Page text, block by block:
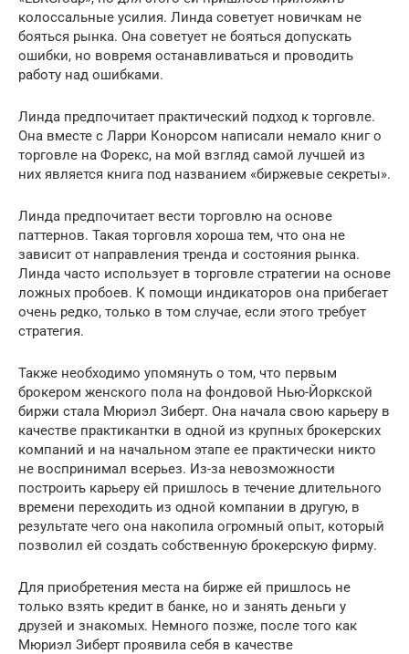
колоссальные усилия. Линда советует новичкам не
бояться рынка. Она советует не бояться допускать
ошибки, но вовремя останавливаться и проводить
работу над ошибками.
Линда предпочитает практический подход к торговле.
Она вместе с Ларри Конорсом написали немало книг о
торговле на Форекс, на мой взгляд самой лучшей из
них является книга под названием «биржевые секреты».
Линда предпочитает вести торговлю на основе
паттернов. Такая торговля хороша тем, что она не
зависит от направления тренда и состояния рынка.
Линда часто использует в торговле стратегии на основе
ложных пробоев. К помощи индикаторов она прибегает
очень редко, только в том случае, если этого требует
стратегия.
Также необходимо упомянуть о том, что первым
брокером женского пола на фондовой Нью-Йоркской
биржи стала Мюриэл Зиберт. Она начала свою карьеру в
качестве практикантки в одной из крупных брокерских
компаний и на начальном этапе ее практически никто
не воспринимал всерьез. Из-за невозможности
построить карьеру ей пришлось в течение длительного
времени переходить из одной компании в другую, в
результате чего она накопила огромный опыт, который
позволил ей создать собственную брокерскую фирму.
Для приобретения места на бирже ей пришлось не
только взять кредит в банке, но и занять деньги у
друзей и знакомых. Немного позже, после того как
Мюриэл Зиберт проявила себя в качестве